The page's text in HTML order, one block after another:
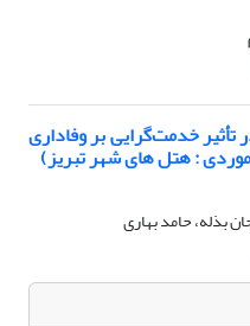
خدمت‌گرایی بر وفاداری
: هتل های شهر تبریز)
بذله، حامد بهاری